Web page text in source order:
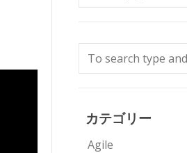
カテゴリー
Agile